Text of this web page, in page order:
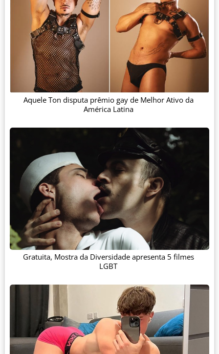
Aquele Ton disputa prêmio gay de Melhor Ativo da
América Latina
Gratuita, Mostra da Diversidade apresenta 5 filmes
LGBT